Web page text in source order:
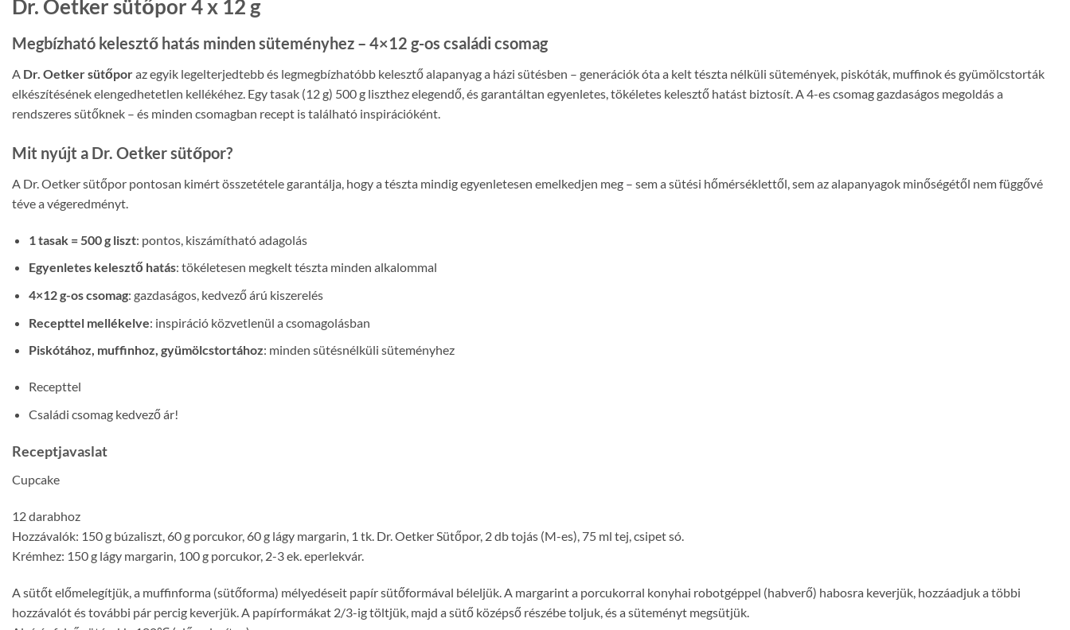
Dr. Oetker sütőpor 4 x 12 g
Megbízható kelesztő hatás minden süteményhez – 4×12 g-os családi csomag
A Dr. Oetker sütőporaz egyik legelterjedtebb és legmegbízhatóbb kelesztő alapanyag a házi sütésben – generációk óta a kelt tészta nélküli sütemények, piskóták, muffinok és gyümölcstorták
elkészítésének elengedhetetlen kellékéhez. Egy tasak (12 g) 500 g liszthez elegendő, és garantáltan egyenletes, tökéletes kelesztő hatást biztosít. A 4-es csomag gazdaságos megoldás a
rendszeres sütőknek – és minden csomagban recept is található inspirációként.
Mit nyújt a Dr. Oetker sütőpor?
A Dr. Oetker sütőpor pontosan kimért összetétele garantálja, hogy a tészta mindig egyenletesen emelkedjen meg – sem a sütési hőmérséklettől, sem az alapanyagok minőségétől nem függővé
téve a végeredményt.
1 tasak = 500 g liszt: pontos, kiszámítható adagolás
Egyenletes kelesztő hatás: tökéletesen megkelt tészta minden alkalommal
4×12 g-os csomag: gazdaságos, kedvező árú kiszerelés
Recepttel mellékelve: inspiráció közvetlenül a csomagolásban
Piskótához, muffinhoz, gyümölcstortához: minden sütésnélküli süteményhez
Recepttel
Családi csomag kedvező ár!
Receptjavaslat
Cupcake
12 darabhoz
Hozzávalók: 150 g búzaliszt, 60 g porcukor, 60 g lágy margarin, 1 tk. Dr. Oetker Sütőpor, 2 db tojás (M-es), 75 ml tej, csipet só.
Krémhez: 150 g lágy margarin, 100 g porcukor, 2-3 ek. eperlekvár.
A sütőt előmelegítjük, a muffinforma (sütőforma) mélyedéseit papír sütőformával béleljük. A margarint a porcukorral konyhai robotgéppel (habverő) habosra keverjük, hozzáadjuk a többi
hozzávalót és további pár percig keverjük. A papírformákat 2/3-ig töltjük, majd a sütő középső részébe toljuk, és a süteményt megsütjük.